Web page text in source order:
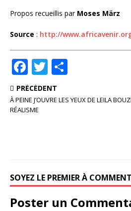
Propos recueillis par Moses März
Source : http://
F
a
c
e
k
T
w
it ta
PRÉCÉDENT
À PEINE J’OUVRE LES YEUX DE LEILA
RÉALISME
SOYEZ LE PREMIER À
Poster un